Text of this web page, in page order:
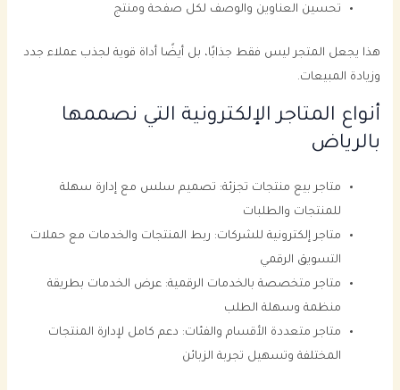
تحسين العناوين والوصف لكل صفحة ومنتج
هذا يجعل المتجر ليس فقط جذابًا، بل أيضًا أداة قوية لجذب عملاء جدد
وزيادة المبيعات.
أنواع المتاجر الإلكترونية التي نصممها
بالرياض
متاجر بيع منتجات تجزئة: تصميم سلس مع إدارة سهلة
للمنتجات والطلبات
متاجر إلكترونية للشركات: ربط المنتجات والخدمات مع حملات
التسويق الرقمي
متاجر متخصصة بالخدمات الرقمية: عرض الخدمات بطريقة
منظمة وسهلة الطلب
متاجر متعددة الأقسام والفئات: دعم كامل لإدارة المنتجات
المختلفة وتسهيل تجربة الزبائن